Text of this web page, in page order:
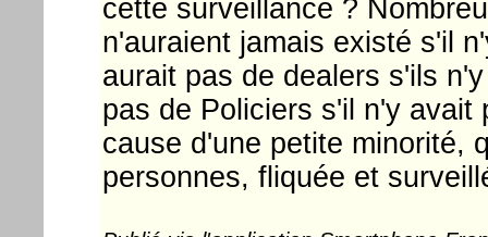
cette surveillance ?
n'auraient jamais existé s'il
aurait pas de dealers s'ils
pas de Policiers s'il n'y avait
cause d'une petite minorité,
personnes, fliquée et